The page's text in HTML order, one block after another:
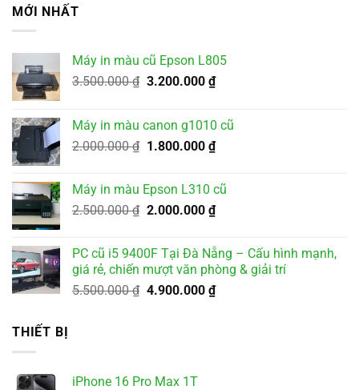
MỚI NHẤT
Máy in màu cũ Epson L805
3.500.000₫ Giá
3.500.000 ₫.
3.200.000 ₫Giá
là:
3.200.000 ₫.
Máy in màu canon g1010 cũ
2.000.000₫ Giá
2.000.000 ₫.
1.800.000 ₫Giá
tại
là:
1.800.000 ₫.
Máy in màu Epson L310 cũ
2.500.000₫ Giá
2.500.000 ₫.
2.000.000 ₫Giá
tại
là:
2.000.000 ₫.
PC cũ i5 9400F Tại Đà Nẵng – Cấu hình mạnh,
giá rẻ, chiến mượt văn phòng & giải trí
5.500.000₫ Giá
4.900.000 ₫Giá
THIẾT BỊ
iPhone 16 Pro Max 1T